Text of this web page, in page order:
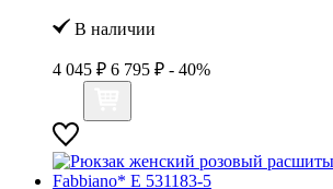
В наличии
4 045 ₽ 6 795 ₽ - 40%